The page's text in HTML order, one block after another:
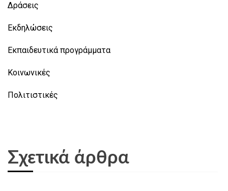
Δράσεις
Εκδηλώσεις
Εκπαιδευτικά προγράμματα
Κοινωνικές
Πολιτιστικές
Σχετικά άρθρα